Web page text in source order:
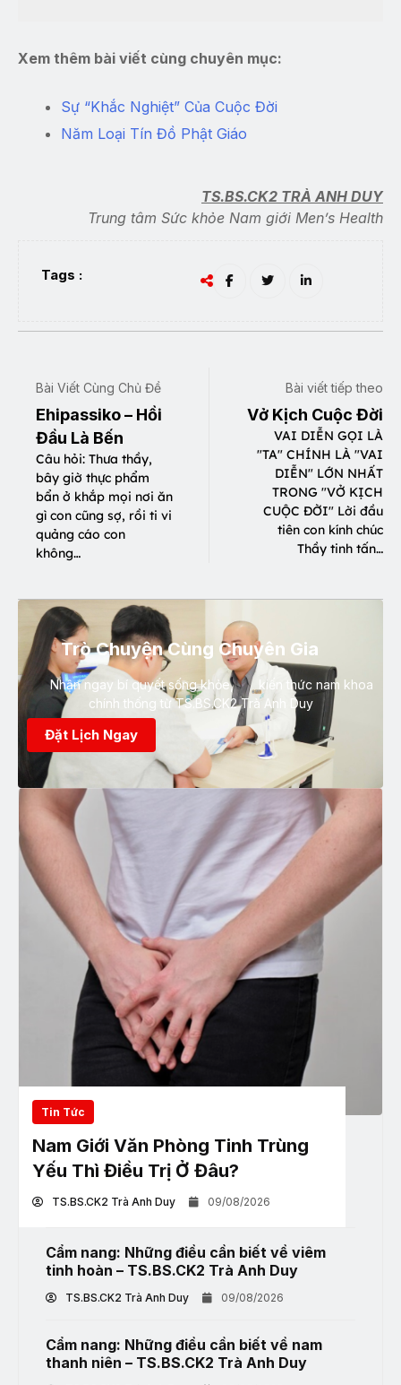
Xem thêm bài viết cùng chuyên mục:
Sự “Khắc Nghiệt” Của Cuộc Đời
Năm Loại Tín Đồ Phật Giáo
TS.BS.CK2 TRÀ ANH DUY
Trung tâm Sức khỏe Nam giới Men’s Health
Tags :
Bài Viết Cùng Chủ Đề
Ehipassiko – Hồi
Đầu Là Bến
Câu hỏi: Thưa thầy,
bây giờ thực phẩm
bẩn ở khắp mọi nơi ăn
gì con cũng sợ, rồi ti vi
quảng cáo con
không…
Bài viết tiếp theo
Vở Kịch Cuộc Đời
VAI DIỄN GỌI LÀ
"TA" CHÍNH LÀ "VAI
DIỄN" LỚN NHẤT
TRONG "VỞ KỊCH
CUỘC ĐỜI" Lời đầu
tiên con kính chúc
Thầy tinh tấn…
Trò Chuyện Cùng Chuyên Gia
Nhận ngay bí quyết sống khỏe, kiến thức nam khoa
chính thống từ TS.BS.CK2 Trà Anh Duy
Đặt Lịch Ngay
Tin Tức
Nam Giới Văn Phòng Tinh Trùng
Yếu Thì Điều Trị Ở Đâu?
TS.BS.CK2 Trà Anh Duy 09/08/2026
Cẩm nang: Những điều cần biết về viêm
tinh hoàn – TS.BS.CK2 Trà Anh Duy
TS.BS.CK2 Trà Anh Duy 09/08/2026
Cẩm nang: Những điều cần biết về nam
thanh niên – TS.BS.CK2 Trà Anh Duy